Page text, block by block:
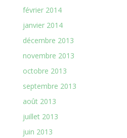
février 2014
janvier 2014
décembre 2013
novembre 2013
octobre 2013
septembre 2013
août 2013
juillet 2013
juin 2013